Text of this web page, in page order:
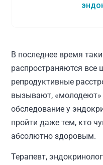
В последнее время
распространяются все
репродуктивные
вызывают,
обследование у
пройти даже тем, кто
абсолютно здоровым.
Терапевт,